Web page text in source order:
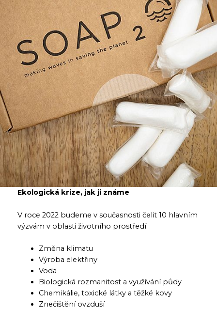
Ekologická krize, jak ji známe
V roce 2022 budeme v současnosti čelit 10 hlavním
výzvám v oblasti životního prostředí.
Změna klimatu
Výroba elektřiny
Voda
Biologická rozmanitost a využívání půdy
Chemikálie, toxické látky a těžké kovy
Znečištění ovzduší